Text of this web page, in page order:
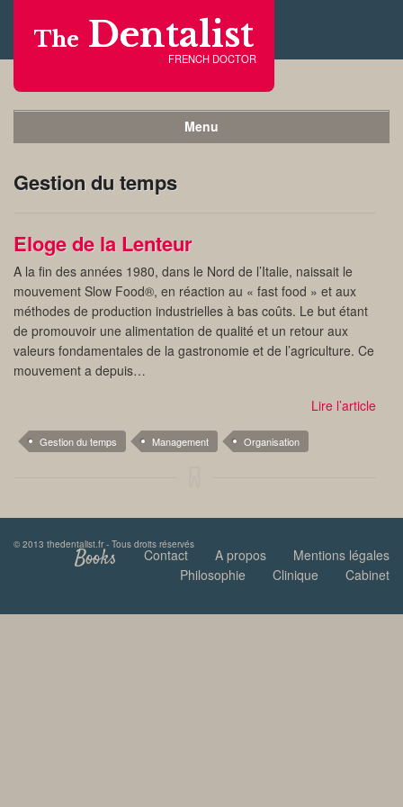
The Dentalist
FRENCH DOCTOR
Menu
Gestion du temps
Eloge de la Lenteur
A la fin des années 1980, dans le Nord de l’Italie, naissait le
mouvement Slow Food®, en réaction au « fast food » et aux
méthodes de production industrielles à bas coûts. Le but étant
de promouvoir une alimentation de qualité et un retour aux
valeurs fondamentales de la gastronomie et de l’agriculture. Ce
mouvement a depuis…
Lire l’article
Gestion du temps Management Organisation
© 2013 thedentalist.fr - Tous droits réservés
Mentions légales
A propos
Contact
Books
Cabinet
Clinique
Philosophie